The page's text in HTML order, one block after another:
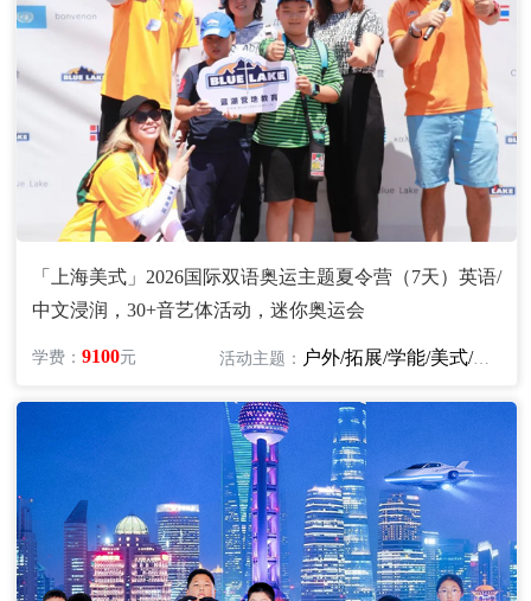
「上海美式」2026国际双语奥运主题夏令营（7天）英语/
中文浸润，30+音艺体活动，迷你奥运会
学费：9100元 活动主题： 户外/拓展/学能/美式/英语/艺术